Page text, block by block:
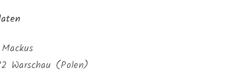
Warschau (Polen)